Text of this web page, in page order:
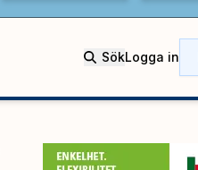
SökLogga in